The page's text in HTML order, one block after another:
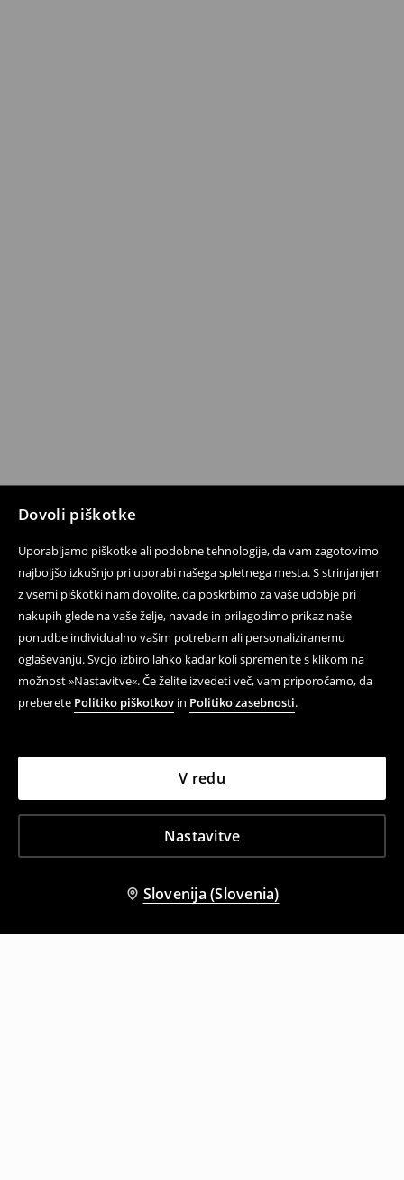
Dovoli piškotke
Uporabljamo piškotke ali podobne tehnologije, da vam zagotovimo
najboljšo izkušnjo pri uporabi našega spletnega mesta. S strinjanjem
z vsemi piškotki nam dovolite, da poskrbimo za vaše udobje pri
nakupih glede na vaše želje, navade in prilagodimo prikaz naše
ponudbe individualno vašim potrebam ali personaliziranemu
oglaševanju. Svojo izbiro lahko kadar koli spremenite s klikom na
možnost »Nastavitve«. Če želite izvedeti več, vam priporočamo, da
preberete Politiko piškotkov in Politiko zasebnosti.
Nastavitve
V redu
Slovenija (Slovenia)